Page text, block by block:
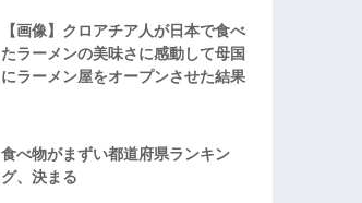
【画像】クロアチア人が日本で食べ
たラーメンの美味さに感動して母国
にラーメン屋をオープンさせた結果
食べ物がまずい都道府県ランキン
グ、決まる